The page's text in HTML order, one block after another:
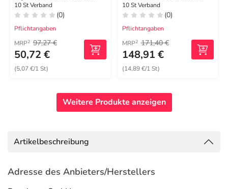
dünn 5x10 cm
10 St Verband
(0)
Pflichtangaben
MRP2 97,27 €
50,72 €
(5,07 €/1 St)
steril Größe L
10 St Verband
(0)
Pflichtangaben
MRP2 171,40 €
148,91 €
(14,89 €/1 St)
Weitere Produkte anzeigen
Artikelbeschreibung
Adresse des Anbieters/Herstellers